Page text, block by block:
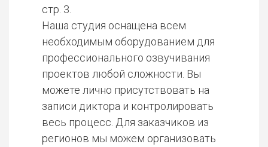
стр. 3.
Наша студия оснащена всем
необходимым оборудованием для
профессионального озвучивания
проектов любой сложности. Вы
можете лично присутствовать на
записи диктора и контролировать
весь процесс. Для заказчиков из
регионов мы можем организовать